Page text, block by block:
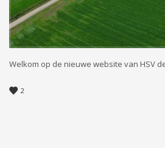
Welkom op de nieuwe website van HSV
2